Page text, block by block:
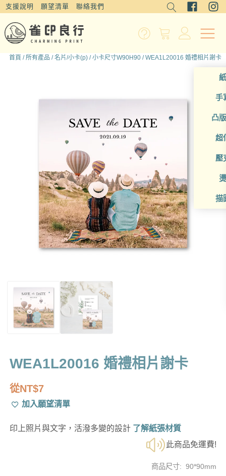
支援說明 願望清單 聯絡我們
手
凸
超
壓
描
首頁 /所有產品 /名片/小卡(p) /小卡尺寸W90H90 / WEA1L20016 婚禮相片謝卡
WEA1L20016 婚禮相片謝卡
從NT$7
加入願望清單
印上照片與文字，活潑多變的設計 了解紙張材質
此商品免運費!
商品尺寸: 90*90mm